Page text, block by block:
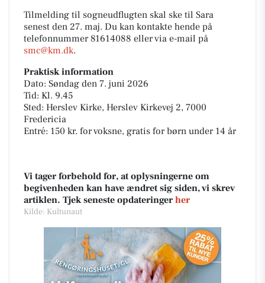
Tilmelding til sogneudflugten skal ske til Sara
senest den 27. maj. Du kan kontakte hende på
telefonnummer 81614088 eller via e-mail på
smc@km.dk.
Praktisk information
Dato: Søndag den 7. juni 2026
Tid: Kl. 9.45
Sted: Herslev Kirke, Herslev Kirkevej 2, 7000
Fredericia
Entré: 150 kr. for voksne, gratis for børn under 14 år
Vi tager forbehold for, at oplysningerne om
begivenheden kan have ændret sig siden, vi skrev
artiklen. Tjek seneste opdateringer her
Kilde: Kultunaut